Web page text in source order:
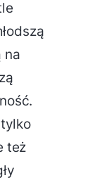
na
też